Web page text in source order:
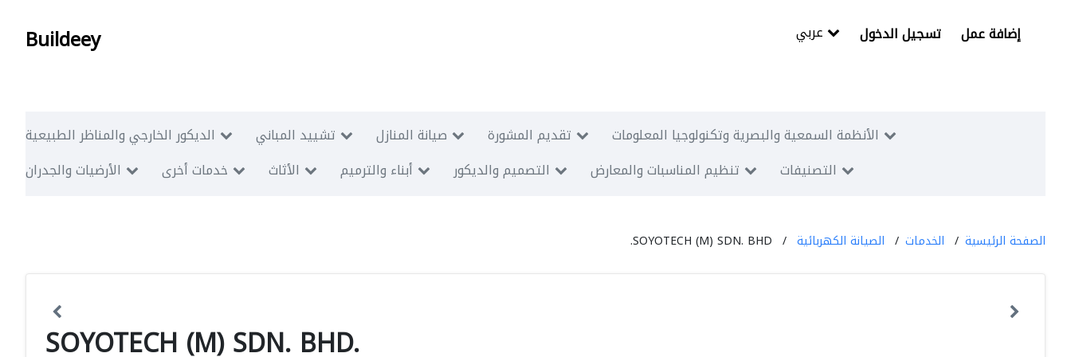
Buildeey تسجيل الدخول إضافة عمل
الديكور الخارجي والمناظر الطبيعية تشييد المباني صيانة المنازل تقديم المشورة
الأنظمة السمعية والبصرية وتكنولوجيا المعلومات
الأرضيات والجدران
خدمات أخرى الأثاث أبناء والترميم التصميم والديكور تنظيم المناسبات والمعارض التصنيفات
الصفحة الرئيسية الخدمات الصيانة الكهربائية SOYOTECH (M) SDN. BHD.
SOYOTECH (M) SDN. BHD.